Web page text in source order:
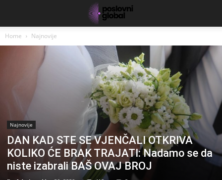
Home Najnovije
Najnovije
DAN KAD STE SE VJENČALI OTKRIVA
KOLIKO ĆE BRAK TRAJATI: Nadamo se da
niste izabrali BAŠ OVAJ BROJ